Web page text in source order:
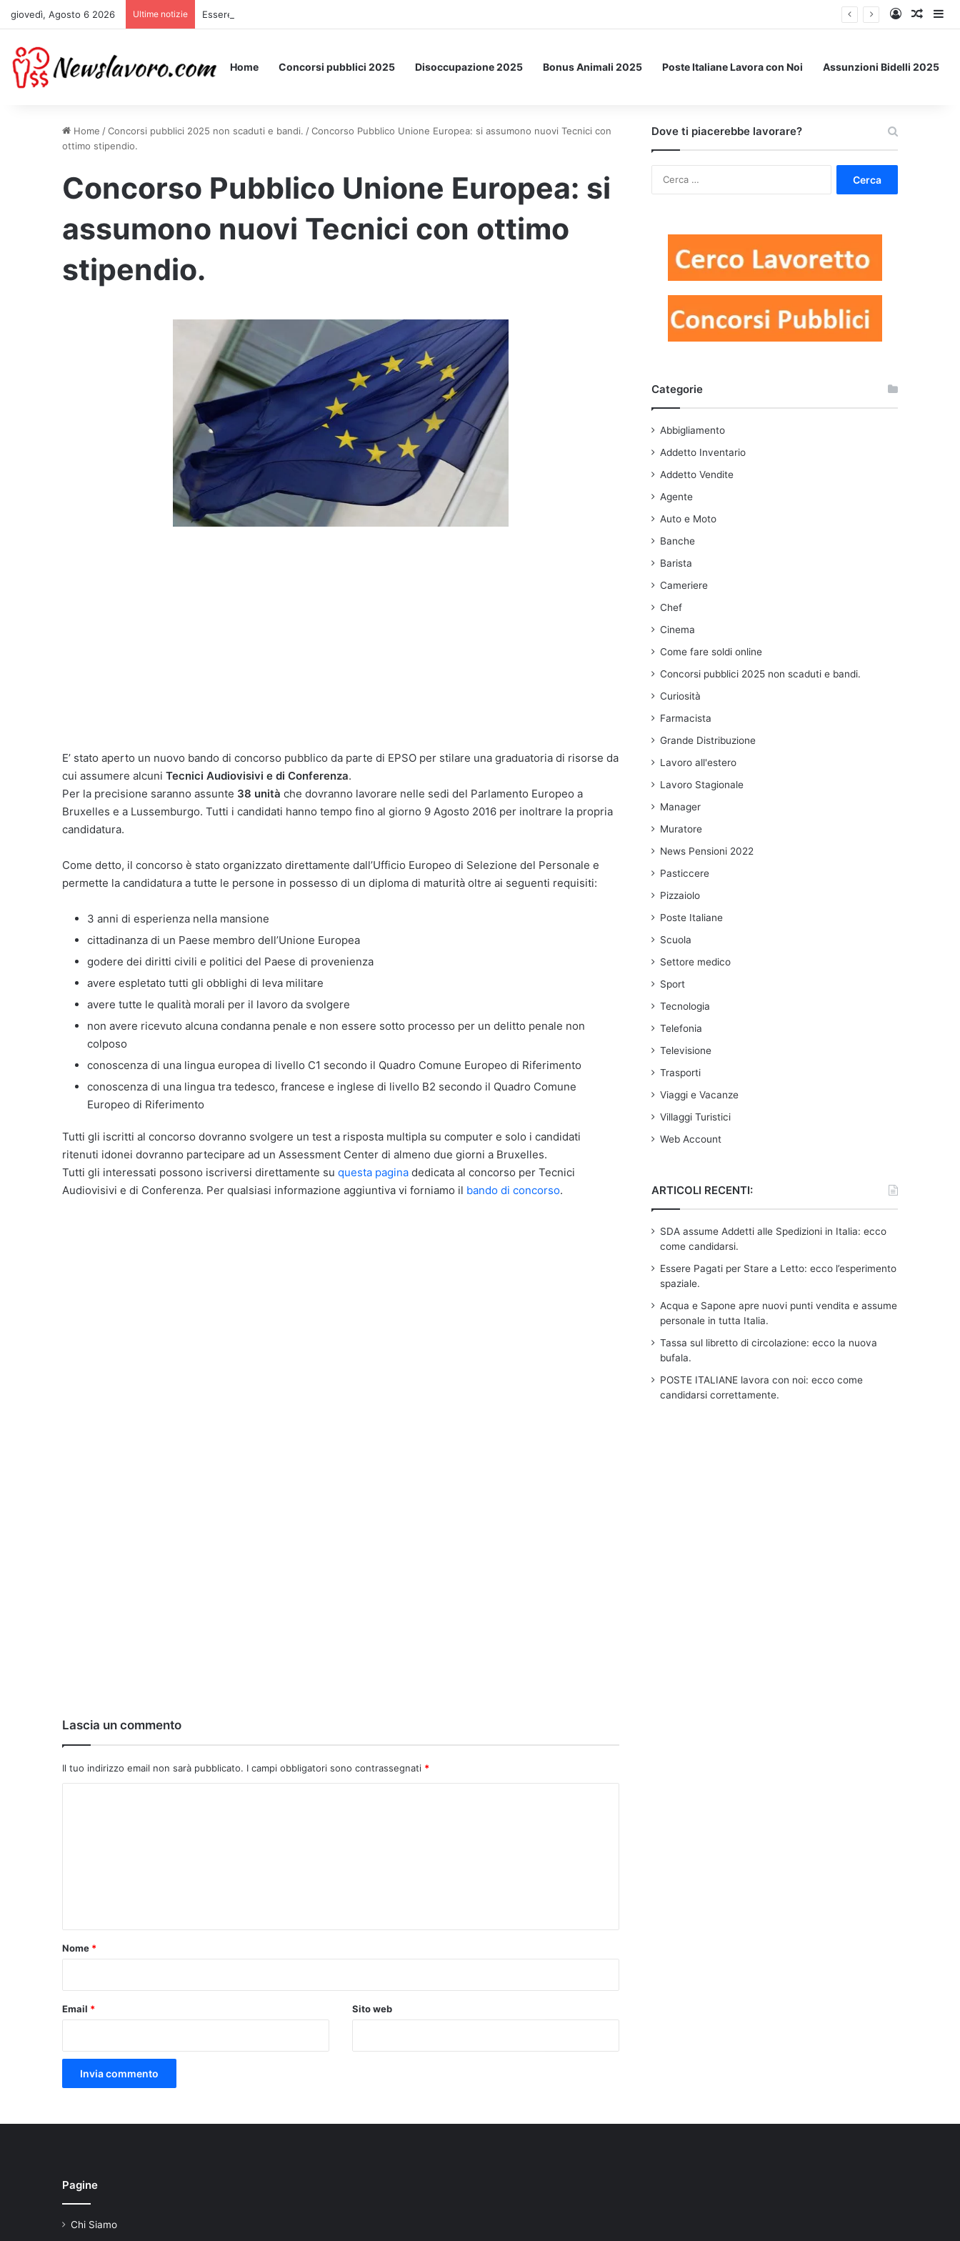
giovedì, Agosto 6 2026 Ultime notizie Essere Pagati per Stare a Letto: ecco l’esperimento spaziale. Accedi
Un
Home Concorsi pubblici 2025 Disoccupazione 2025 Bonus Animali 2025 Poste Italiane Lavora con Noi Assunzioni Bidelli 2025
Home /Concorsi pubblici 2025 non scaduti e bandi. /Concorso Pubblico Unione Europea: si assumono nuovi Tecnici con
ottimo stipendio.
Concorso Pubblico Unione Europea: si
assumono nuovi Tecnici con ottimo
stipendio.
E’ stato aperto un nuovo bando di concorso pubblico da parte di EPSO per stilare una graduatoria di risorse da
cui assumere alcuni Tecnici Audiovisivi e di Conferenza.
Per la precisione saranno assunte 38 unità che dovranno lavorare nelle sedi del Parlamento Europeo a
Bruxelles e a Lussemburgo. Tutti i candidati hanno tempo fino al giorno 9 Agosto 2016 per inoltrare la propria
candidatura.
Come detto, il concorso è stato organizzato direttamente dall’Ufficio Europeo di Selezione del Personale e
permette la candidatura a tutte le persone in possesso di un diploma di maturità oltre ai seguenti requisiti:
3 anni di esperienza nella mansione
cittadinanza di un Paese membro dell’Unione Europea
godere dei diritti civili e politici del Paese di provenienza
avere espletato tutti gli obblighi di leva militare
avere tutte le qualità morali per il lavoro da svolgere
non avere ricevuto alcuna condanna penale e non essere sotto processo per un delitto penale non
colposo
conoscenza di una lingua europea di livello C1 secondo il Quadro Comune Europeo di Riferimento
conoscenza di una lingua tra tedesco, francese e inglese di livello B2 secondo il Quadro Comune
Europeo di Riferimento
Tutti gli iscritti al concorso dovranno svolgere un test a risposta multipla su computer e solo i candidati
ritenuti idonei dovranno partecipare ad un Assessment Center di almeno due giorni a Bruxelles.
Tutti gli interessati possono iscriversi direttamente su questa pagina dedicata al concorso per Tecnici
Audiovisivi e di Conferenza. Per qualsiasi informazione aggiuntiva vi forniamo il bando di concorso.
Lascia un commento
Il tuo indirizzo email non sarà pubblicato. I campi obbligatori sono contrassegnati *
o
Nome *
Email * Sito web
Dove ti piacerebbe lavorare?
Categorie
Abbigliamento
Addetto Inventario
Addetto Vendite
Agente
Auto e Moto
Banche
Barista
Cameriere
Chef
Cinema
Come fare soldi online
Concorsi pubblici 2025 non scaduti e bandi.
Curiosità
Farmacista
Grande Distribuzione
Lavoro all'estero
Lavoro Stagionale
Manager
Muratore
News Pensioni 2022
Pasticcere
Pizzaiolo
Poste Italiane
Scuola
Settore medico
Sport
Tecnologia
Telefonia
Televisione
Trasporti
Viaggi e Vacanze
Villaggi Turistici
Web Account
ARTICOLI RECENTI:
SDA assume Addetti alle Spedizioni in Italia: ecco
come candidarsi.
Essere Pagati per Stare a Letto: ecco l’esperimento
spaziale.
Acqua e Sapone apre nuovi punti vendita e assume
personale in tutta Italia.
Tassa sul libretto di circolazione: ecco la nuova
bufala.
POSTE ITALIANE lavora con noi: ecco come
candidarsi correttamente.
Pagine
Chi Siamo